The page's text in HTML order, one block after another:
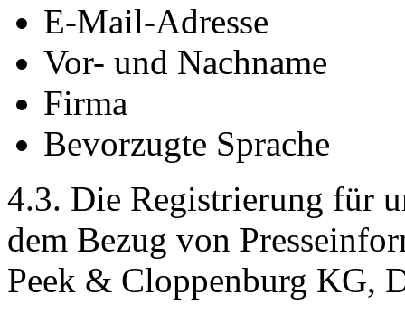
E-Mail-Adresse
Vor- und Nachname
Firma
Bevorzugte Sprache
4.3. Die Registrierung für
dem Bezug von
Peek & Cloppenburg KG,